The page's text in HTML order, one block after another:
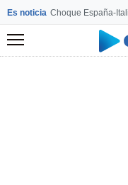
Es noticia Choque España-
Menú